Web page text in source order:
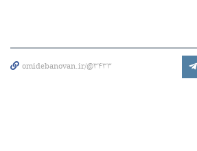
omidebanovan.ir/@3433